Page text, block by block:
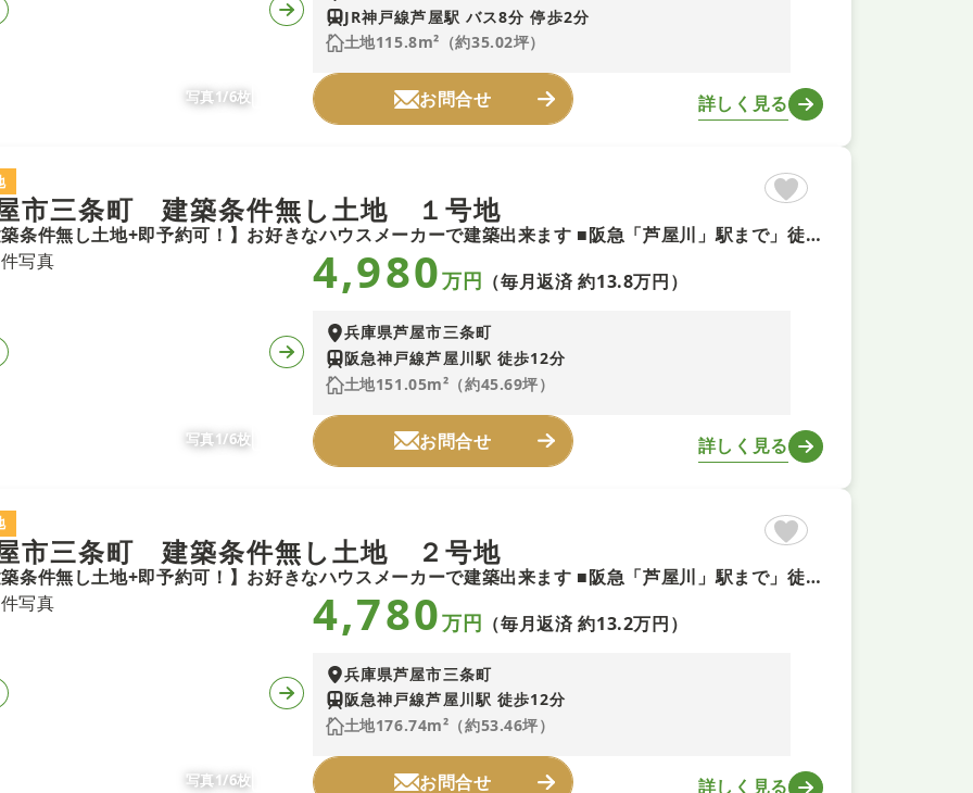
写真1/6枚
JR神戸線芦屋駅 バス8分 停歩2分
土地115.8m²（約35.02坪）
お問合せ 詳しく見る
市三条町 建築条件無し土地 １号地
【建築条件無し土地+即予約可！】お好きなハウスメーカーで建築出来ます ■阪急「芦屋川」駅まで」徒歩約12分の好立地 ■南西向きで陽当たり良好 ■約45坪以上あり！閑静な住宅街！
写真1/6枚
4,980万円 （毎月返済 約13.8万円）
兵庫県芦屋市三条町
阪急神戸線芦屋川駅 徒歩12分
土地151.05m²（約45.69坪）
お問合せ 詳しく見る
市三条町 建築条件無し土地 ２号地
【建築条件無し土地+即予約可！】お好きなハウスメーカーで建築出来ます ■阪急「芦屋川」駅まで」徒歩約12分の好立地 ■南西向きで陽当たり良好 ■約53坪以上あり！閑静な住宅街！
写真1/6枚
4,780万円 （毎月返済 約13.2万円）
兵庫県芦屋市三条町
阪急神戸線芦屋川駅 徒歩12分
土地176.74m²（約53.46坪）
お問合せ 詳しく見る